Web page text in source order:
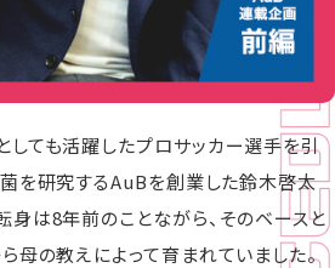
しても活躍したプロサッカー選手を引
菌を研究するAuBを創業した鈴木啓太
は8年前のことながら、そのベースと
母の教えによって育まれていました。